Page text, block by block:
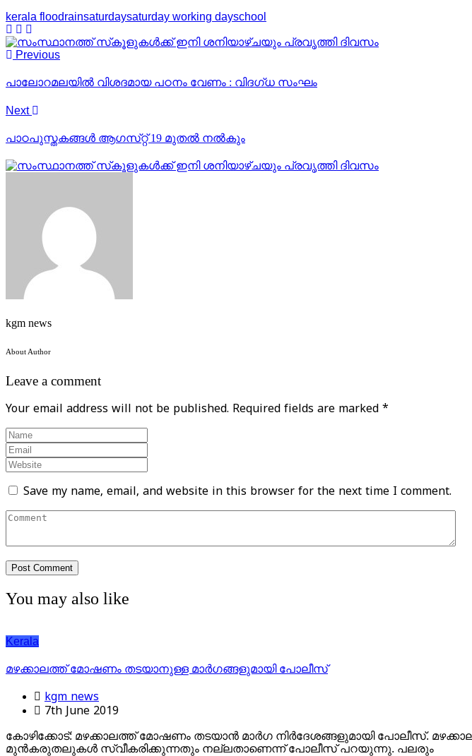
kerala floodrainsaturdaysaturday working dayschool
Previous
പാലോറമലയിൽ വിശദമായ പഠനം വേണം : വിദഗ്‌ധ സംഘം
Next
പാഠപുസ്തകങ്ങൾ ആഗസ്‌റ്റ്‌ 19 മുതൽ നൽകും
kgm news
About Author
Leave a comment
Your email address will not be published. Required fields are marked *
Save my name, email, and website in this browser for the next time I comment.
You may also like
Kerala
മഴക്കാലത്ത് മോഷണം തടയാനുള്ള മാര്‍ഗങ്ങളുമായി പോലീസ്‌
kgm news
7th June 2019
കോ​ഴി​ക്കോ​ട്: മ​ഴ​ക്കാ​ല​ത്ത് മോ​ഷ​ണം ത​ട​യാ​ന്‍ മാ​ര്‍​ഗ നി​ര്‍​ദേ​ശ​ങ്ങ​ളു​മാ​യി​ പോ​ലീ​സ്.
മു​ന്‍​ക​രു​ത​ലു​ക​ള്‍ സ്വീ​ക​രി​ക്കു​ന്ന​തും ന​ല്ല​താ​ണെ​ന്ന് പോ​ലീ​സ് പ​റ​യു​ന്നു. പ​ല​രും